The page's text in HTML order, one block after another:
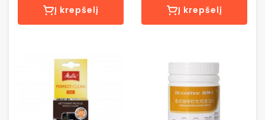
Į krepšelį Į krepšelį